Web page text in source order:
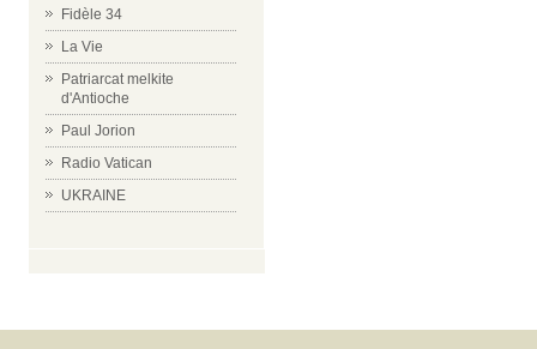
Fidèle 34
La Vie
Patriarcat melkite
d'Antioche
Paul Jorion
Radio Vatican
UKRAINE